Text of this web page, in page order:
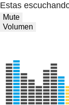
Estas
Mute
Volumen